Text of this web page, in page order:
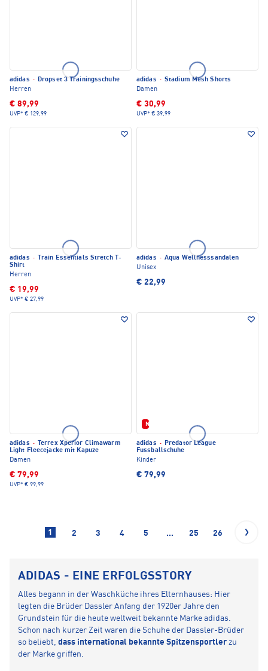
adidas · Dropset 3 Trainingsschuhe
Herren
€ 89,99
UVP* € 129,99
adidas · Stadium Mesh Shorts
Damen
€ 30,99
UVP* € 39,99
adidas ·
Train Essentials Stretch T-
Shirt
Herren
€ 19,99
UVP* € 27,99
adidas · Aqua Wellnesssandalen
Unisex
€ 22,99
adidas ·
Terrex Xperior Climawarm
Light Fleecejacke mit Kapuze
Damen
€ 79,99
UVP* € 99,99
Neu
adidas · Predator League
Fussballschuhe
Kinder
€ 79,99
1 2 3 4 5 ... 25 26
ADIDAS - EINE ERFOLGSSTORY
Alles begann in der Waschküche ihres Elternhauses: Hier
legten die Brüder Dassler Anfang der 1920er Jahre den
Grundstein für die heute weltweit bekannte Marke adidas.
Schon nach kurzer Zeit waren die Schuhe der Dassler-Brüder
so beliebt, dass international bekannte Spitzensportlerzu
der Marke griffen.